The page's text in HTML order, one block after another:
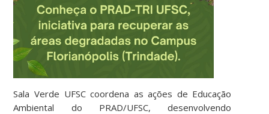
Sala Verde UFSC coordena as ações de Educação
Ambiental do PRAD/UFSC, desenvolvendo